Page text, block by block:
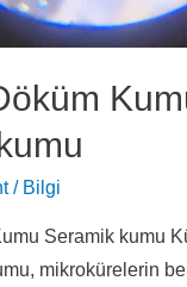
/ Bilgi
Seramik kumu
mikrokürelerin